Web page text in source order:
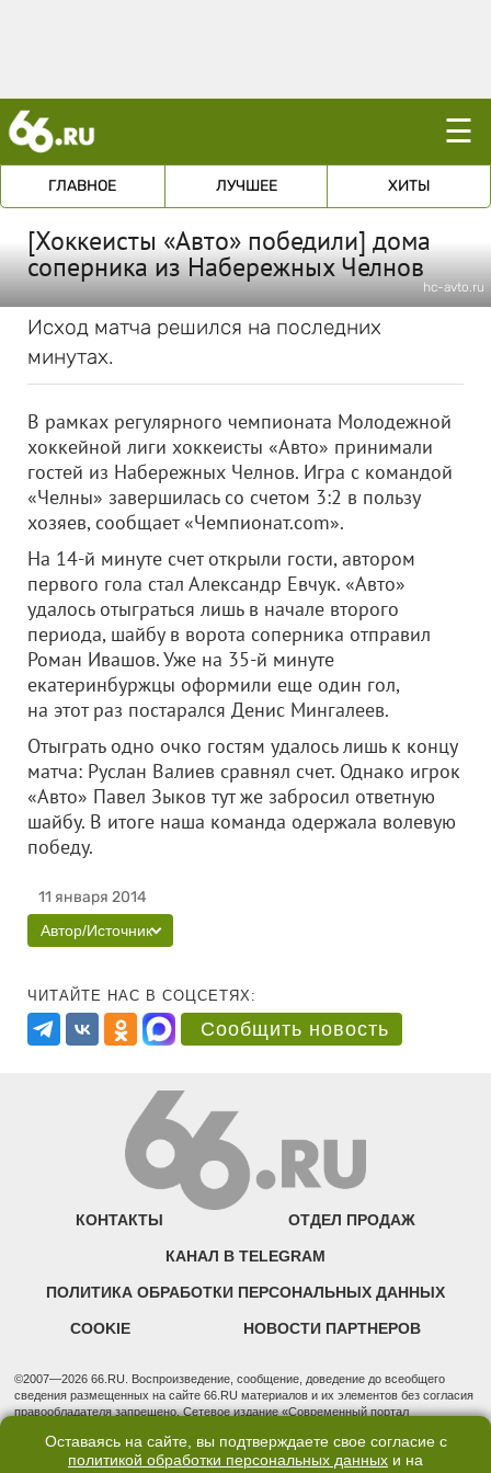
☰
ГЛАВНОЕ ЛУЧШЕЕ ХИТЫ
[Хоккеисты «Авто» победили] дома
соперника из Набережных Челнов
hc-avto.ru
Исход матча решился на последних
минутах.
В рамках регулярного чемпионата Молодежной
хоккейной лиги хоккеисты «Авто» принимали
гостей из Набережных Челнов. Игра с командой
«Челны» завершилась со счетом 3:2 в пользу
хозяев, сообщает «Чемпионат.com».
На 14-й минуте счет открыли гости, автором
первого гола стал Александр Евчук. «Авто»
удалось отыграться лишь в начале второго
периода, шайбу в ворота соперника отправил
Роман Ивашов. Уже на 35-й минуте
екатеринбуржцы оформили еще один гол,
на этот раз постарался Денис Мингалеев.
Отыграть одно очко гостям удалось лишь к концу
матча: Руслан Валиев сравнял счет. Однако игрок
«Авто» Павел Зыков тут же забросил ответную
шайбу. В итоге наша команда одержала волевую
победу.
11 января 2014
Автор/Источник
ЧИТАЙТЕ НАС В СОЦСЕТЯХ:
Сообщить новость
КОНТАКТЫ ОТДЕЛ ПРОДАЖ
КАНАЛ В TELEGRAM
ПОЛИТИКА ОБРАБОТКИ ПЕРСОНАЛЬНЫХ ДАННЫХ
COOKIE НОВОСТИ ПАРТНЕРОВ
©2007—2026 66.RU. Воспроизведение, сообщение, доведение до всеобщего
сведения размещенных на сайте 66.RU материалов и их элементов без согласия
правообладателя запрещено. Сетевое издание «Современный портал
надзору в сфере связи, информационных технологий и массовых коммуникаций
(Роскомнадзор). Регистрационный номер ЭЛ № ФС 77 - 76634 от 02.09.2019
Оставаясь на сайте, вы подтверждаете свое согласие с
политикой обработки персональных данных и на